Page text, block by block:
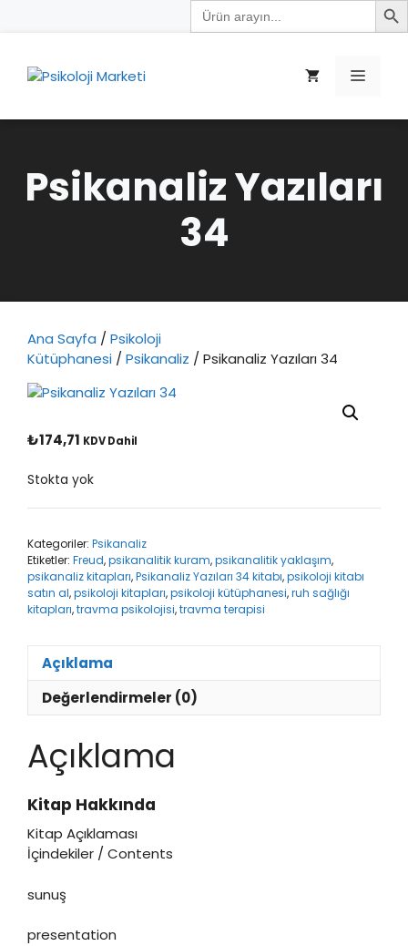
Search
for:
Menü
Psikanaliz Yazıları
34
Ana Sayfa / Psikoloji
Kütüphanesi / Psikanaliz / Psikanaliz Yazıları 34
₺174,71 KDV Dahil
Stokta yok
Kategoriler: Psikanaliz
Etiketler: Freud,psikanalitik kuram,psikanalitik yaklaşım,
psikanaliz kitapları,Psikanaliz Yazıları 34 kitabı,psikoloji kitabı
satın al,psikoloji kitapları,psikoloji kütüphanesi,ruh sağlığı
kitapları,travma psikolojisi,travma terapisi
Açıklama
Değerlendirmeler (0)
Açıklama
Kitap Hakkında
Kitap Açıklaması
İçindekiler / Contents
sunuş
presentation